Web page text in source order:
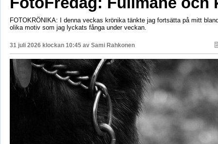
FOTOKRÖNIKA: I denna veckas krönika tänkte jag fortsätta på mitt
olika motiv som jag lyckats fånga under veckan.
31 juli 2026 klockan 10:45 av Sami Rahkonen